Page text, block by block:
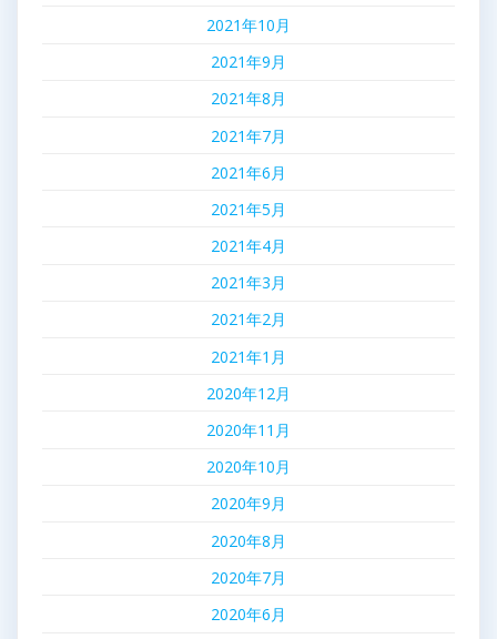
2021年10月
2021年9月
2021年8月
2021年7月
2021年6月
2021年5月
2021年4月
2021年3月
2021年2月
2021年1月
2020年12月
2020年11月
2020年10月
2020年9月
2020年8月
2020年7月
2020年6月